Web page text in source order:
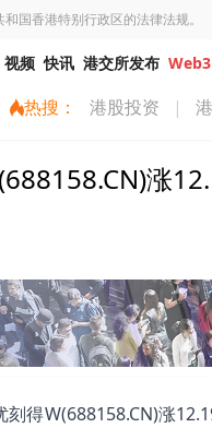
国香港特别行政区的法律法规。
视频 快讯 港交所发布 Web3
热搜： 港股投资 |
涨
得W(688158.CN)涨